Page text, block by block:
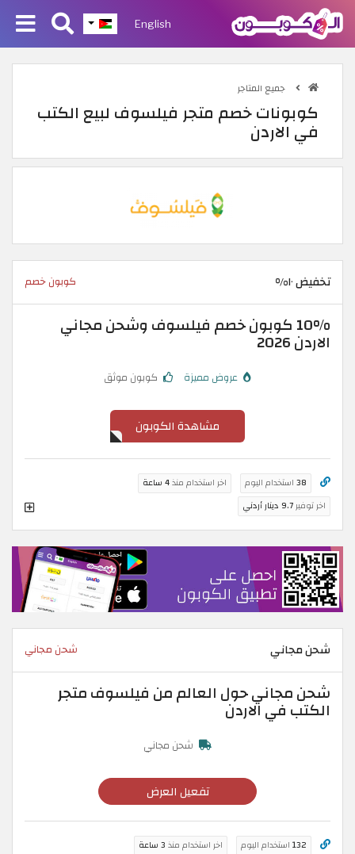
English
جميع المتاجر
كوبونات خصم متجر فيلسوف لبيع الكتب
في الاردن
تخفيض ١٠% كوبون خصم
10% كوبون خصم فيلسوف وشحن مجاني
الاردن 2026
عروض مميزة كوبون موثق
مشاهدة الكوبون
38 استخدام اليوم اخر استخدام منذ4 ساعة
اخر توفير9.7 دينار أردني
شحن مجاني شحن مجاني
شحن مجاني حول العالم من فيلسوف متجر
الكتب في الاردن
شحن مجاني
تفعيل العرض
132 استخدام اليوم اخر استخدام منذ 3 ساعة